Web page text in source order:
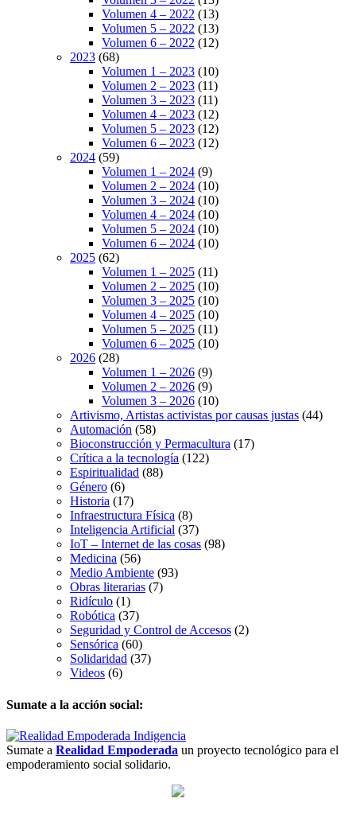
Volumen 4 – 2022 (13)
Volumen 5 – 2022 (13)
Volumen 6 – 2022 (12)
2023 (68)
Volumen 1 – 2023 (10)
Volumen 2 – 2023 (11)
Volumen 3 – 2023 (11)
Volumen 4 – 2023 (12)
Volumen 5 – 2023 (12)
Volumen 6 – 2023 (12)
2024 (59)
Volumen 1 – 2024 (9)
Volumen 2 – 2024 (10)
Volumen 3 – 2024 (10)
Volumen 4 – 2024 (10)
Volumen 5 – 2024 (10)
Volumen 6 – 2024 (10)
2025 (62)
Volumen 1 – 2025 (11)
Volumen 2 – 2025 (10)
Volumen 3 – 2025 (10)
Volumen 4 – 2025 (10)
Volumen 5 – 2025 (11)
Volumen 6 – 2025 (10)
2026 (28)
Volumen 1 – 2026 (9)
Volumen 2 – 2026 (9)
Volumen 3 – 2026 (10)
Artivismo, Artistas activistas por causas justas (44)
Automación (58)
Bioconstrucción y Permacultura (17)
Crítica a la tecnología (122)
Espiritualidad (88)
Género (6)
Historia (17)
Infraestructura Física (8)
Inteligencia Artificial (37)
IoT – Internet de las cosas (98)
Medicina (56)
Medio Ambiente (93)
Obras literarias (7)
Ridículo (1)
Robótica (37)
Seguridad y Control de Accesos (2)
Sensórica (60)
Solidaridad (37)
Videos (6)
Sumate a la acción social:
Sumate a Realidad Empoderada un proyecto tecnológico para el
empoderamiento social solidario.